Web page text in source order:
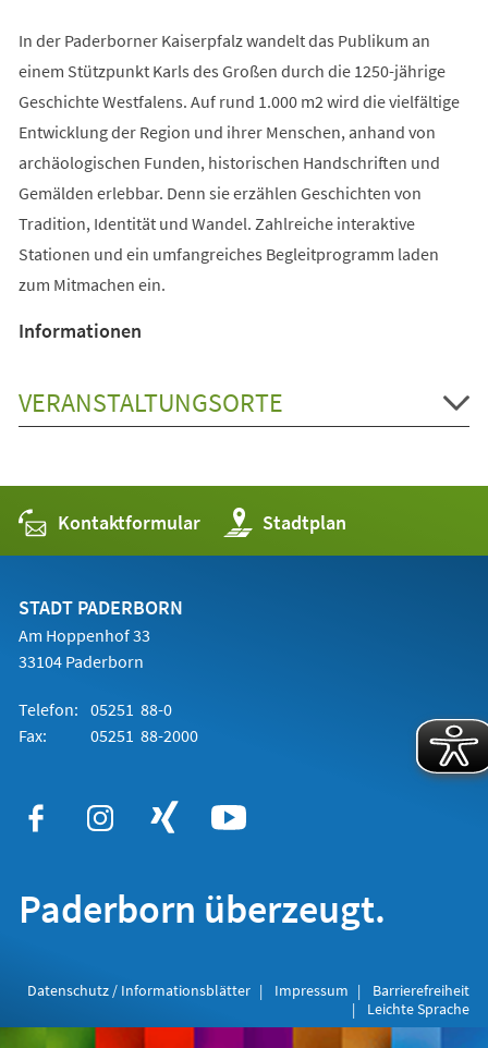
In der Paderborner Kaiserpfalz wandelt das Publikum an
einem Stützpunkt Karls des Großen durch die 1250-jährige
Geschichte Westfalens. Auf rund 1.000 m2 wird die vielfältige
Entwicklung der Region und ihrer Menschen, anhand von
archäologischen Funden, historischen Handschriften und
Gemälden erlebbar. Denn sie erzählen Geschichten von
Tradition, Identität und Wandel. Zahlreiche interaktive
Stationen und ein umfangreiches Begleitprogramm laden
zum Mitmachen ein.
Informationen
VERANSTALTUNGSORTE
Kontaktformular Stadtplan
(Öffnet
in
einem
STADT PADERBORN
Am Hoppenhof 33
33104 Paderborn
Telefon: 05251 88-0
Fax:
05251 88-2000
Paderborn überzeugt.
Datenschutz / Informationsblätter Impressum
Barrierefreiheit
Leichte Sprache